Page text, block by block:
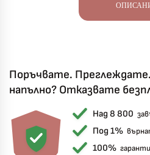
Поръчвате.
напълно? Отказвате
Над 8 800
Под 1%
100%